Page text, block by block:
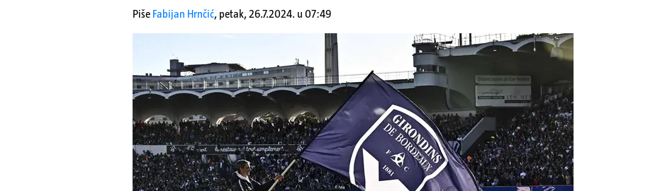
Piše Fabijan Hrnčić, petak, 26.7.2024. u 07:49